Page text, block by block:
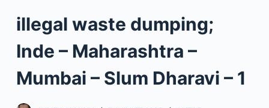
o
illegal waste dumping;
Inde – Maharashtra –
Mumbai – Slum Dharavi – 1